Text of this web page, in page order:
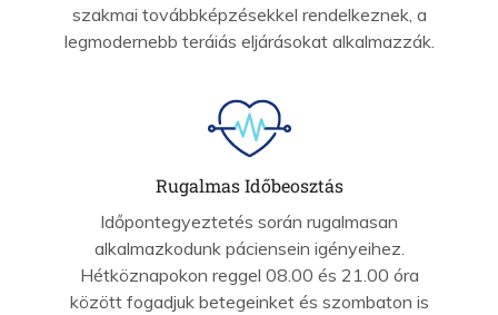
szakmai továbbképzésekkel rendelkeznek, a
legmodernebb teráiás eljárásokat alkalmazzák.
Rugalmas Időbeosztás
Időpontegyeztetés során rugalmasan
alkalmazkodunk páciensein igényeihez.
Hétköznapokon reggel 08.00 és 21.00 óra
között fogadjuk betegeinket és szombaton is